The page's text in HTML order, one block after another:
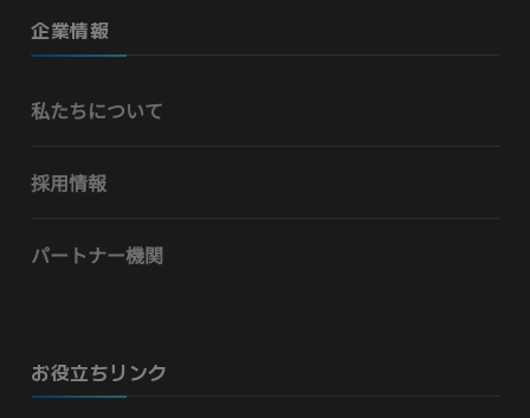
企業情報
私たちについて
採用情報
パートナー機関
お役立ちリンク